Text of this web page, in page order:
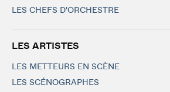
LES CHEFS D'ORCHESTRE
LES ARTISTES
LES METTEURS EN SCÈNE
LES SCÉNOGRAPHES